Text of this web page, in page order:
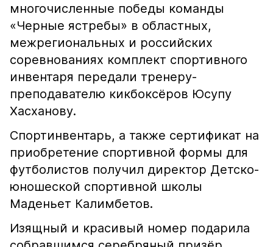
многочисленные победы команды
«Черные ястребы» в областных,
межрегиональных и российских
соревнованиях комплект спортивного
инвентаря передали тренеру-
преподавателю кикбоксёров Юсупу
Хасханову.
Спортинвентарь, а также сертификат на
приобретение спортивной формы для
футболистов получил директор Детско-
юношеской спортивной школы
Маденьет Калимбетов.
Изящный и красивый номер подарила